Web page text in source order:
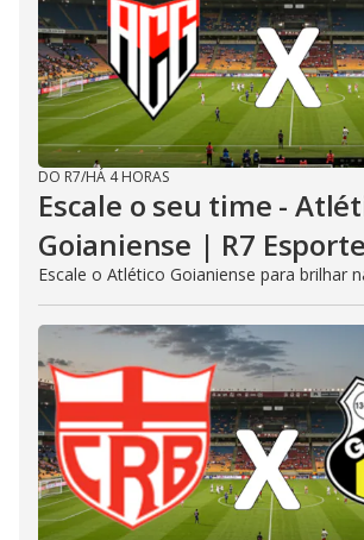
DO R7/HÁ 4 HORAS
Escale o seu time -
Goianiense | R7
Escale o Atlético Goianiense para brilhar